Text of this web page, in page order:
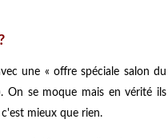
une « offre spéciale salon du
On se moque mais en vérité ils
mieux que rien.